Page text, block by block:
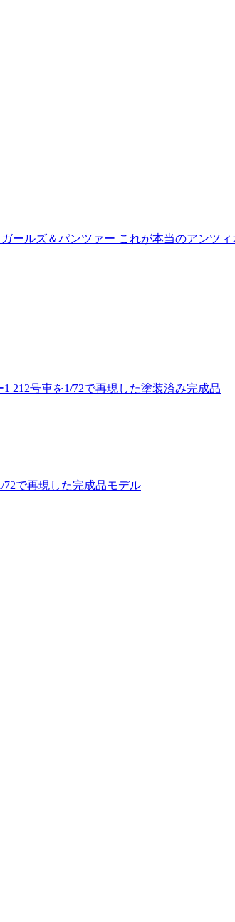
ールズ＆パンツァー これが本当のアンツィ
212号車を1/72で再現した塗装済み完成品
で再現した完成品モデル